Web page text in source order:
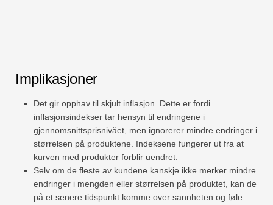
Implikasjoner
Det gir opphav til skjult inflasjon. Dette er fordi
inflasjonsindekser tar hensyn til endringene i
gjennomsnittsprisnivået, men ignorerer mindre endringer i
størrelsen på produktene. Indeksene fungerer ut fra at
kurven med produkter forblir uendret.
Selv om de fleste av kundene kanskje ikke merker mindre
endringer i mengden eller størrelsen på produktet, kan de
på et senere tidspunkt komme over sannheten og føle